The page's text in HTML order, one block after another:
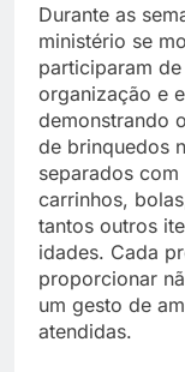
Durante as
ministério se
participaram
organização e
demonstrando
de brinquedos
separados
carrinhos,
tantos outros
idades. Cada
proporcionar
um gesto de
atendidas.